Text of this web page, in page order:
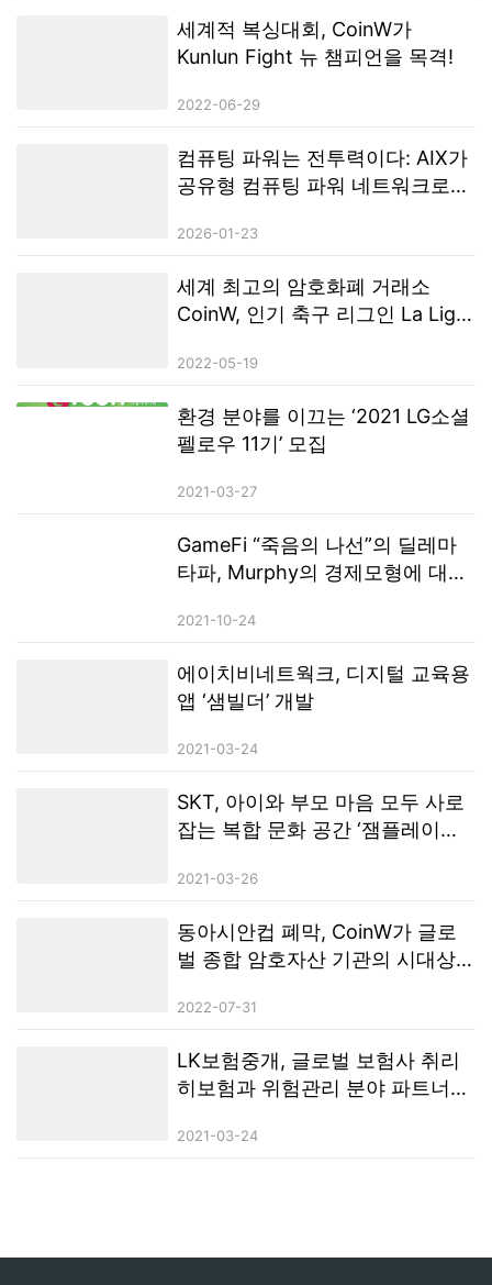
세계적 복싱대회, CoinW가
Kunlun Fight 뉴 챔피언을 목격!
2022-06-29
컴퓨팅 파워는 전투력이다: AIX가
공유형 컴퓨팅 파워 네트워크로
프라
2026-01-23
세계 최고의 암호화폐 거래소
CoinW, 인기 축구 리그인 La Liga
2022-05-19
환경 분야를 이끄는 ‘2021 LG소셜
펠로우 11기’ 모집
2021-03-27
GameFi “죽음의 나선”의 딜레마
타파, Murphy의 경제모형에 대한
2021-10-24
에이치비네트웍크, 디지털 교육용
앱 ‘샘빌더’ 개발
2021-03-24
SKT, 아이와 부모 마음 모두 사로
잡는 복합 문화 공간 ‘잼플레이스
2021-03-26
동아시안컵 폐막, CoinW가 글로
벌 종합 암호자산 기관의 시대상
2022-07-31
LK보험중개, 글로벌 보험사 취리
히보험과 위험관리 분야 파트너십
2021-03-24